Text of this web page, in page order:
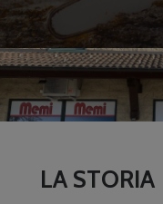
LA STORIA